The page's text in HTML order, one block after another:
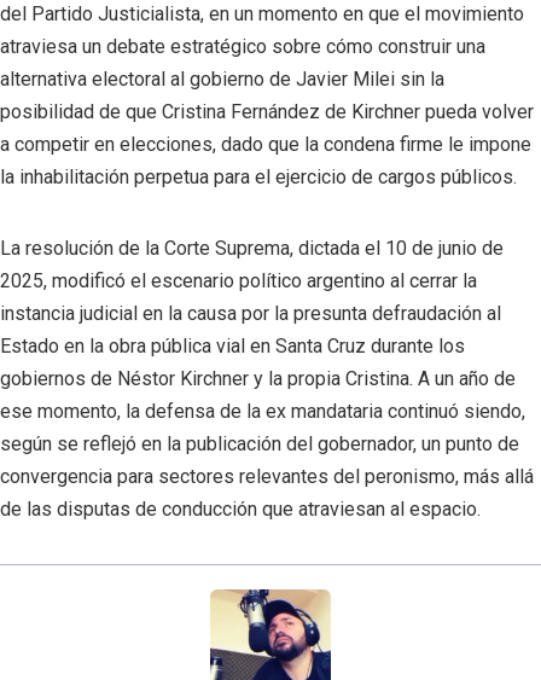
del Partido Justicialista, en un momento en que el movimiento
atraviesa un debate estratégico sobre cómo construir una
alternativa electoral al gobierno de Javier Milei sin la
posibilidad de que Cristina Fernández de Kirchner pueda volver
a competir en elecciones, dado que la condena firme le impone
la inhabilitación perpetua para el ejercicio de cargos públicos.
La resolución de la Corte Suprema, dictada el 10 de junio de
2025, modificó el escenario político argentino al cerrar la
instancia judicial en la causa por la presunta defraudación al
Estado en la obra pública vial en Santa Cruz durante los
gobiernos de Néstor Kirchner y la propia Cristina. A un año de
ese momento, la defensa de la ex mandataria continuó siendo,
según se reflejó en la publicación del gobernador, un punto de
convergencia para sectores relevantes del peronismo, más allá
de las disputas de conducción que atraviesan al espacio.